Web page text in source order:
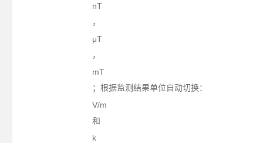
nT
，
μT
，
mT
；根据监测结果单位自动切换：
V/m
和
k